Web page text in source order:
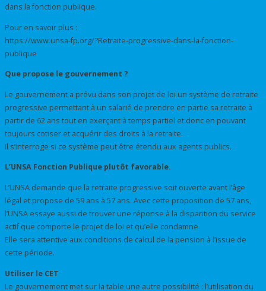
dans la fonction publique.
Pour en savoir plus :
https://www.unsa-fp.org/?Retraite-progressive-dans-la-fonction-
publique
Que propose le gouvernement ?
Le gouvernement a prévu dans son projet de loi un système de retraite
progressive permettant à un salarié de prendre en partie sa retraite à
partir de 62 ans tout en exerçant à temps partiel et donc en pouvant
toujours cotiser et acquérir des droits à la retraite.
Il s’interroge si ce système peut être étendu aux agents publics.
L’UNSA Fonction Publique plutôt favorable.
L’UNSA demande que la retraite progressive soit ouverte avant l’âge
légal et propose de 59 ans à 57 ans. Avec cette proposition de 57 ans,
l’UNSA essaye aussi de trouver une réponse à la disparition du service
actif que comporte le projet de loi et qu’elle condamne.
Elle sera attentive aux conditions de calcul de la pension à l’issue de
cette période.
Utiliser le CET
Le gouvernement met sur la table une autre possibilité : l’utilisation du